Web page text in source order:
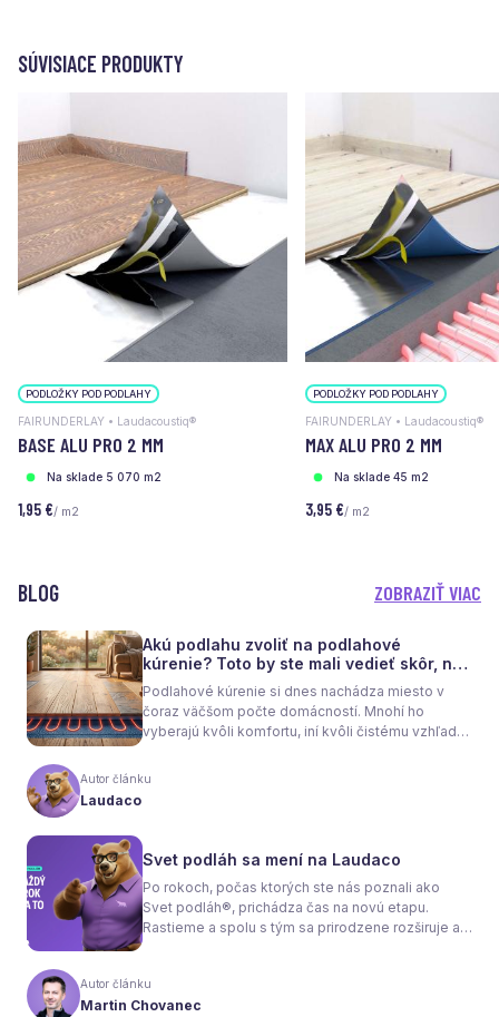
SÚVISIACE PRODUKTY
PODLOŽKY POD PODLAHY
FAIRUNDERLAY • Laudacoustiq®
BASE ALU PRO 2 MM
Na sklade 5 070 m2
1,95 €/ m2
PODLOŽKY POD PODLAHY
FAIRUNDERLAY • Laudacoustiq®
MAX ALU PRO 2 MM
Na sklade 45 m2
3,95 €/ m2
BLOG ZOBRAZIŤ VIAC
Akú podlahu zvoliť na podlahové
kúrenie? Toto by ste mali vedieť skôr, než
sa rozhodnete
Podlahové kúrenie si dnes nachádza miesto v
čoraz väčšom počte domácností. Mnohí ho
vyberajú kvôli komfortu, iní kvôli čistému vzhľadu
nielen na pocit tepla v miestnosti, ale aj na
spotrebu energie a celkové fungovanie kúrenia.
Autor článku
Laudaco
Svet podláh sa mení na Laudaco
Po rokoch, počas ktorých ste nás poznali ako
Svet podláh®, prichádza čas na novú etapu.
Rastieme a spolu s tým sa prirodzene rozširuje aj
vizuálnou identitou. Naším cieľom je, aby každý
váš krok stál za to.
Autor článku
Martin Chovanec